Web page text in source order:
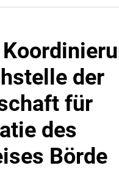
der
für
des
Börde